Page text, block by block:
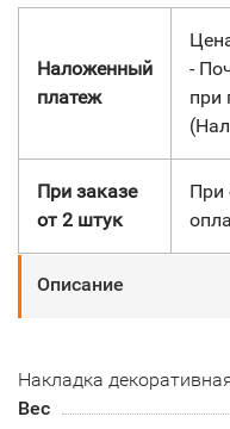
Наложенный
платеж
-
при
При заказе
от 2 штук
При
Описание
Накладка
Вес